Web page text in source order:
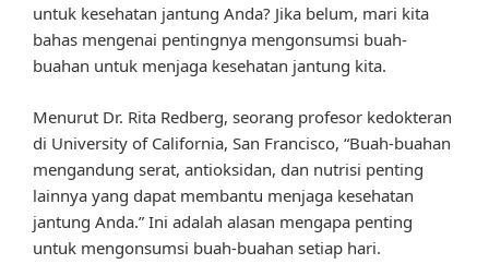
untuk kesehatan jantung Anda? Jika belum, mari kita
bahas mengenai pentingnya mengonsumsi buah-
buahan untuk menjaga kesehatan jantung kita.
Menurut Dr. Rita Redberg, seorang profesor kedokteran
di University of California, San Francisco, “Buah-buahan
mengandung serat, antioksidan, dan nutrisi penting
lainnya yang dapat membantu menjaga kesehatan
jantung Anda.” Ini adalah alasan mengapa penting
untuk mengonsumsi buah-buahan setiap hari.